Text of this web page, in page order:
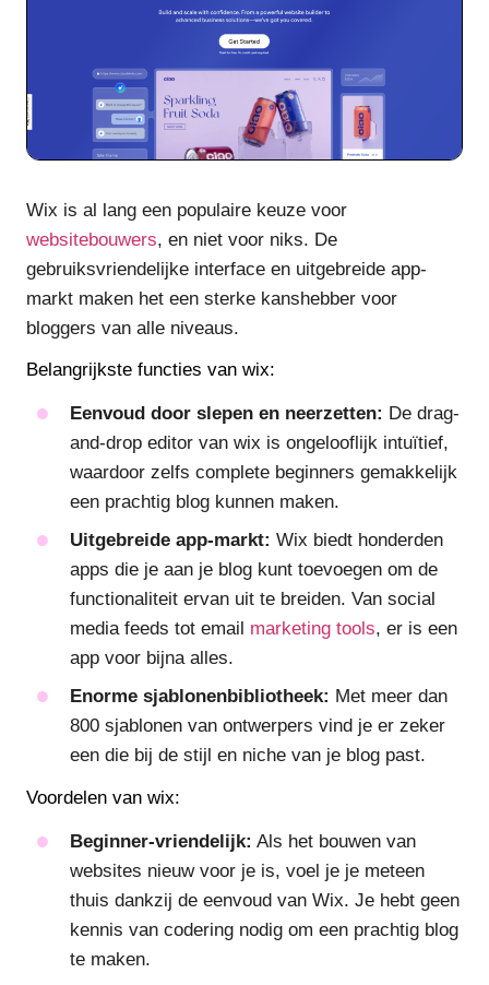
Wix is al lang een populaire keuze voor
websitebouwers, en niet voor niks. De
gebruiksvriendelijke interface en uitgebreide app-
markt maken het een sterke kanshebber voor
bloggers van alle niveaus.
Belangrijkste functies van wix:
Eenvoud door slepen en neerzetten: De drag-
and-drop editor van wix is ongelooflijk intuïtief,
waardoor zelfs complete beginners gemakkelijk
een prachtig blog kunnen maken.
Uitgebreide app-markt: Wix biedt honderden
apps die je aan je blog kunt toevoegen om de
functionaliteit ervan uit te breiden. Van social
media feeds tot email marketing tools, er is een
app voor bijna alles.
Enorme sjablonenbibliotheek: Met meer dan
800 sjablonen van ontwerpers vind je er zeker
een die bij de stijl en niche van je blog past.
Voordelen van wix:
Beginner-vriendelijk: Als het bouwen van
websites nieuw voor je is, voel je je meteen
thuis dankzij de eenvoud van Wix. Je hebt geen
kennis van codering nodig om een prachtig blog
te maken.